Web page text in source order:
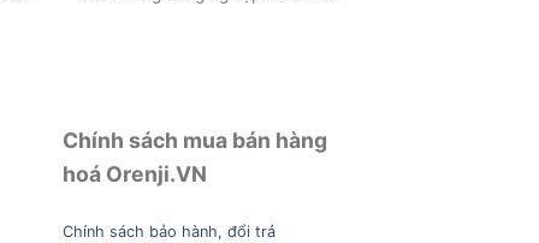
Chính sách mua bán hàng
hoá Orenji.VN
Chính sách bảo hành, đổi trả